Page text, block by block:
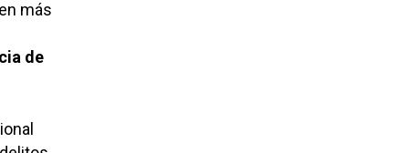
más
de